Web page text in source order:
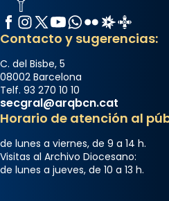
Facebook
Instagram
X / Twitter
YouTube
WhatsApp
FlickrRadio Estel
Contacto y sugerencias:
C. del Bisbe, 5
08002 Barcelona
Telf. 93 270 10 10
secgral@arqbcn.cat
Horario de atención al
de lunes a viernes, de 9 a 14 h.
Visitas al Archivo Diocesano:
de lunes a jueves, de 10 a 13 h.